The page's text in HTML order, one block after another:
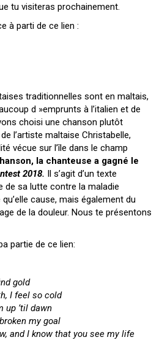
tu visiteras prochainement.
à parti de ce lien :
traditionnelles sont en maltais,
d »emprunts à l’italien et de
choisi une chanson plutôt
de l’artiste maltaise Christabelle,
vécue sur l’île dans le champ
la chanteuse a gagné le
2018. Il s’agit d’un texte
de sa lutte contre la maladie
cause, mais également du
de la douleur. Nous te présentons
partie de ce lien:
gold
I feel so cold
up ’til dawn
my goal
and I know that you see my life